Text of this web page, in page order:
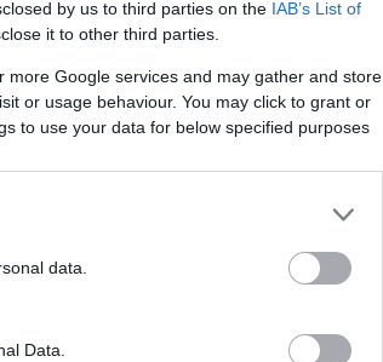
by us to third parties on the IAB’s List of
it to other third parties.
Google services and may gather and store
or usage behaviour. You may click to grant or
to use your data for below specified purposes
data.
Data.
komoly kihívást